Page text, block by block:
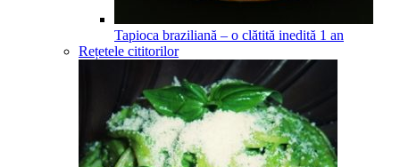
Tapioca braziliană – o clătită inedită 1 an
Rețetele cititorilor